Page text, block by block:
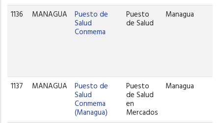
1136 MANAGUA Puesto de
Salud
Conmema
Puesto
de Salud
Managua
1137 MANAGUA Puesto de
Salud
Conmema
(Managua)
Puesto
de Salud
en
Mercados
Managua